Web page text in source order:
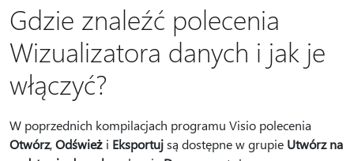
Gdzie znaleźć polecenia
Wizualizatora danych i jak je
włączyć?
W poprzednich kompilacjach programu Visio polecenia
Otwórz,Odśwież i Eksportujsą dostępne w grupie Utwórz na